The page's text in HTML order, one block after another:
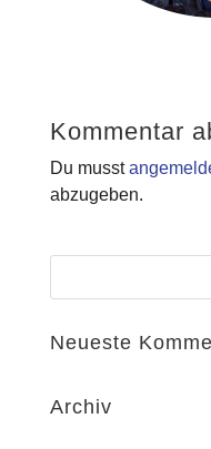
Kommentar
Du musst
abzugeben.
Neueste
Archiv